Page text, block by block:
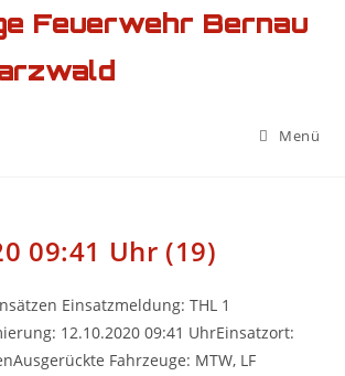
Feuerwehr Bernau
Menü
09:41 Uhr (19)
Einsatzmeldung: THL 1
12.10.2020 09:41 UhrEinsatzort:
Fahrzeuge: MTW, LF